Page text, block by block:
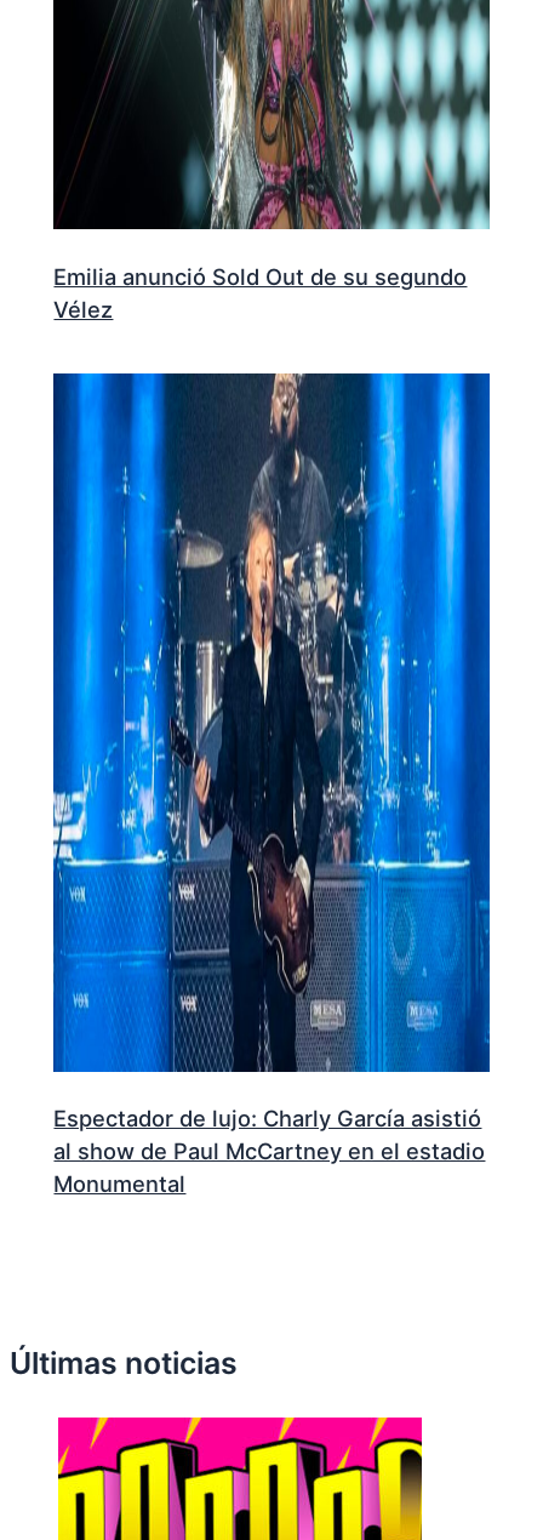
Emilia anunció Sold Out de su segundo
Vélez
Espectador de lujo: Charly García asistió
al show de Paul McCartney en el estadio
Monumental
Últimas noticias